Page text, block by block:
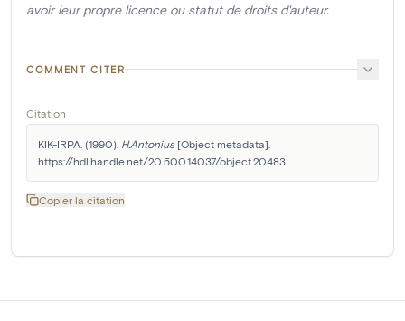
avoir leur propre licence ou statut de droits d'auteur.
COMMENT CITER
Citation
KIK-IRPA. (1990). H.Antonius [Object metadata].
https://hdl.handle.net/20.500.14037/object.20483
Copier la citation